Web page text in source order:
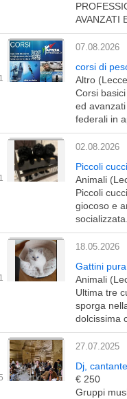
AVANZATI
07.08.2026
corsi di
Altro
Corsi
ed
federali in
02.08.2026
Piccoli
Animali
Piccoli
giocoso e
18.05.2026
Gattini
Animali
Ultima tre
sporga
dolcissima
27.07.2025
Dj,
€ 250
Gruppi